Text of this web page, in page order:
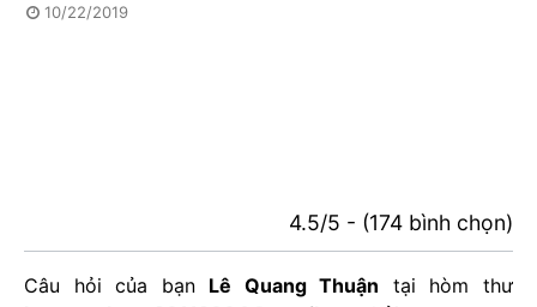
10/22/2019
4.5/5 - (174 bình chọn)
Câu hỏi của bạn Lê Quang Thuận tại hòm thư